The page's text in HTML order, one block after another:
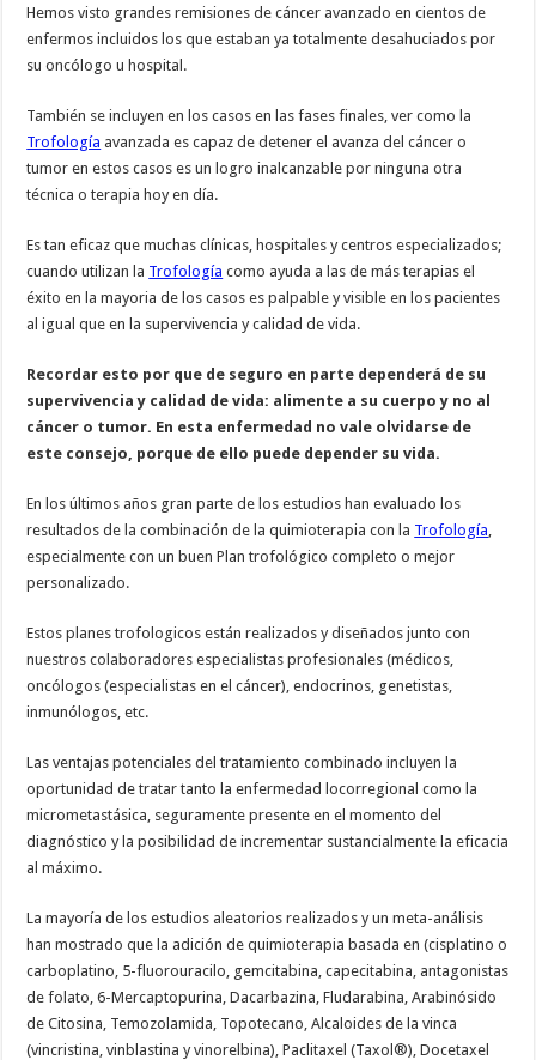
Hemos visto grandes remisiones de cáncer avanzado en cientos de
enfermos incluidos los que estaban ya totalmente desahuciados por
su oncólogo u hospital.
También se incluyen en los casos en las fases finales, ver como la
Trofología avanzada es capaz de detener el avanza del cáncer o
tumor en estos casos es un logro inalcanzable por ninguna otra
técnica o terapia hoy en día.
Es tan eficaz que muchas clínicas, hospitales y centros especializados;
cuando utilizan la Trofología como ayuda a las de más terapias el
éxito en la mayoria de los casos es palpable y visible en los pacientes
al igual que en la supervivencia y calidad de vida.
Recordar esto por que de seguro en parte dependerá de su
supervivencia y calidad de vida: alimente a su cuerpo y no al
cáncer o tumor. En esta enfermedad no vale olvidarse de
este consejo, porque de ello puede depender su vida.
En los últimos años gran parte de los estudios han evaluado los
resultados de la combinación de la quimioterapia con la Trofología
especialmente con un buen Plan trofológico completo o mejor
personalizado.
Estos planes trofologicos están realizados y diseñados junto con
nuestros colaboradores especialistas profesionales (médicos,
oncólogos (especialistas en el cáncer), endocrinos, genetistas,
inmunólogos, etc.
Las ventajas potenciales del tratamiento combinado incluyen la
oportunidad de tratar tanto la enfermedad locorregional como la
micrometastásica, seguramente presente en el momento del
diagnóstico y la posibilidad de incrementar sustancialmente la eficacia
al máximo.
La mayoría de los estudios aleatorios realizados y un meta-análisis
han mostrado que la adición de quimioterapia basada en (cisplatino o
carboplatino, 5-fluorouracilo, gemcitabina, capecitabina, antagonistas
de folato, 6-Mercaptopurina, Dacarbazina, Fludarabina, Arabinósido
de Citosina, Temozolamida, Topotecano, Alcaloides de la vinca
(vincristina, vinblastina y vinorelbina), Paclitaxel (Taxol®), Docetaxel